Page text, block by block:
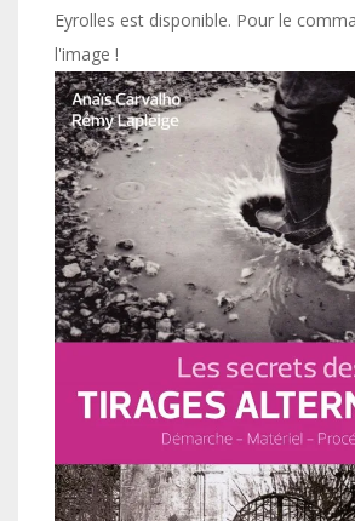
Eyrolles est disponible. Pour le
l'image !